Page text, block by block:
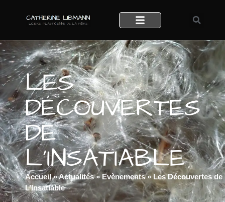
LES
DÉCOUVERTES
DE
L’INSATIABLE
Accueil»Actualités» Evènements» Les Découvertes de
L’Insatiable